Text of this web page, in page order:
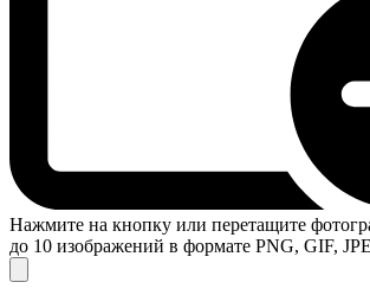
Нажмите на кнопку или перетащите
до 10 изображений в формате PNG, GIF,